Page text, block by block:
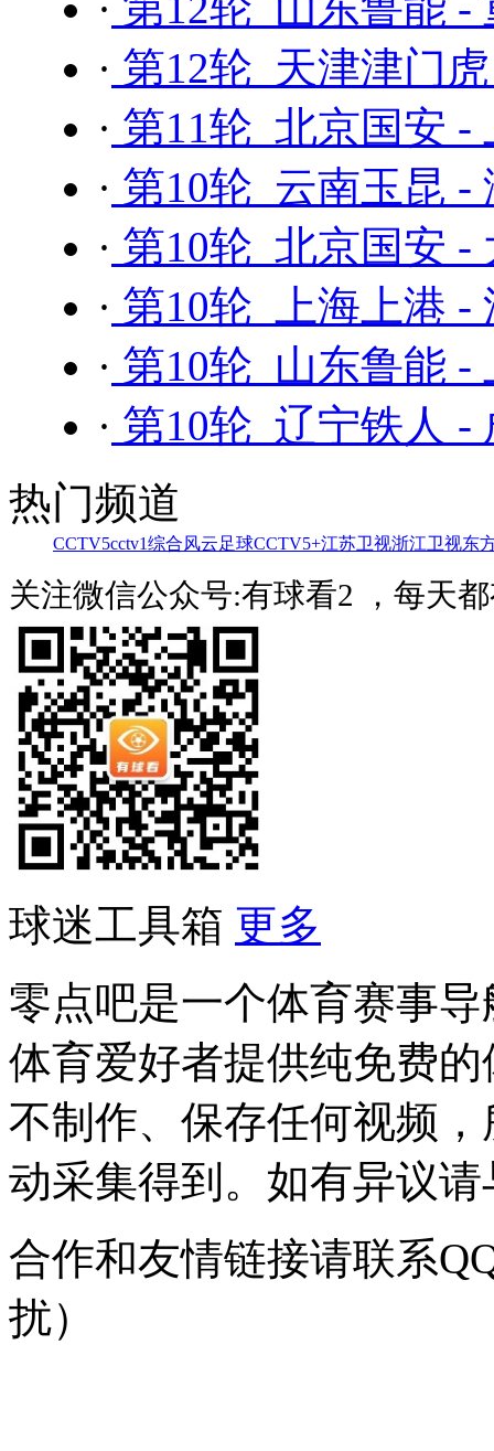
· 第12轮 天津津门
· 第11轮 北京国安 -
· 第10轮 云南玉昆 -
· 第10轮 北京国安 -
· 第10轮 上海上港 -
· 第10轮 山东鲁能 -
· 第10轮 辽宁铁人 -
热门频道
CCTV5cctv1综合风云足球CCTV5+江苏卫视浙江卫视东
关注微信公众号:有球看2 ，每天
球迷工具箱 更多
零点吧是一个体育赛事
体育爱好者提供纯免费
不制作、保存任何视频
动采集得到。如有异议
合作和友情链接请联系
扰）